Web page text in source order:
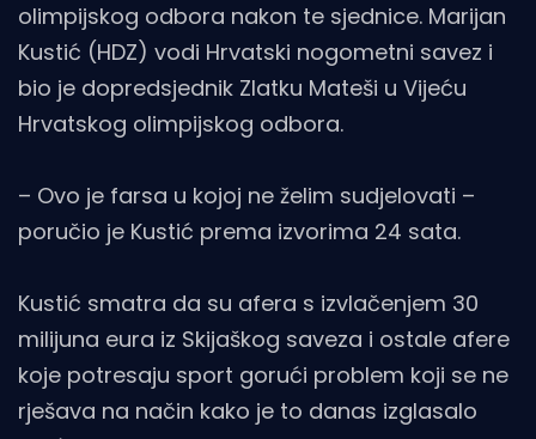
olimpijskog odbora nakon te sjednice. Marijan
Kustić (HDZ) vodi Hrvatski nogometni savez i
bio je dopredsjednik Zlatku Mateši u Vijeću
Hrvatskog olimpijskog odbora.
– Ovo je farsa u kojoj ne želim sudjelovati –
poručio je Kustić prema izvorima 24 sata.
Kustić smatra da su afera s izvlačenjem 30
milijuna eura iz Skijaškog saveza i ostale afere
koje potresaju sport gorući problem koji se ne
rješava na način kako je to danas izglasalo